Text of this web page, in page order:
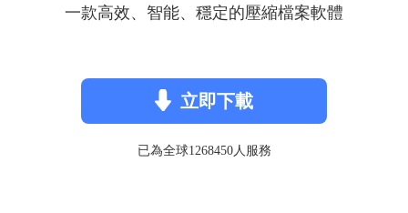
一款高效、智能、穩定的壓縮檔案軟體
立即下載
已為全球1268450人服務